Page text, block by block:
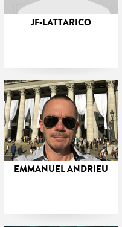
JF-LATTARICO
EMMANUEL ANDRIEU